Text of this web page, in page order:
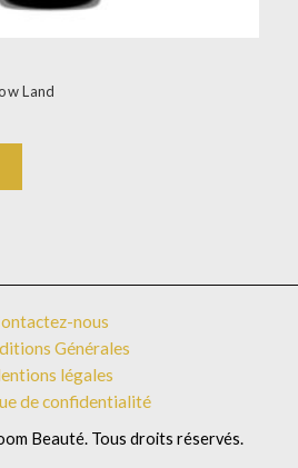
Land
nous
Générales
légales
de confidentialité
Beauté. Tous droits réservés.